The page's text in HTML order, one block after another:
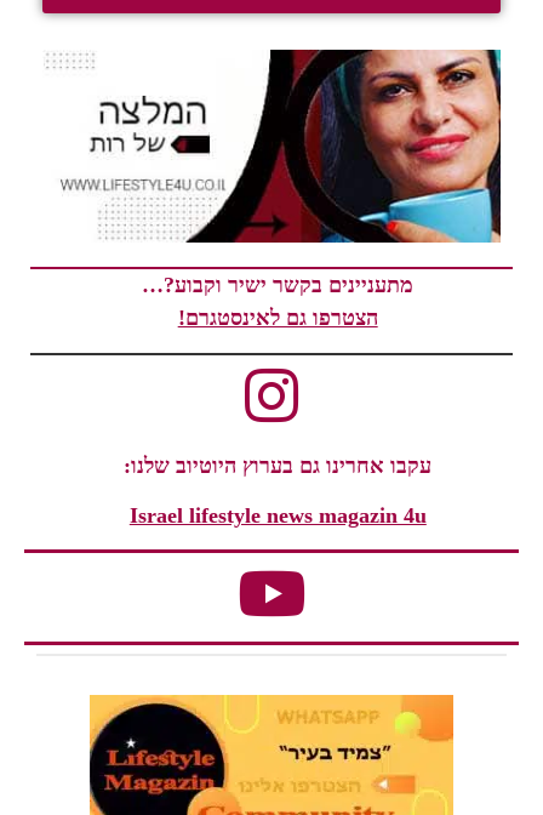
מתעניינים בקשר ישיר וקבוע?…
הצטרפו גם לאינסטגרם!
עקבו אחרינו גם בערוץ היוטיוב שלנו:
Israel lifestyle news magazin 4u